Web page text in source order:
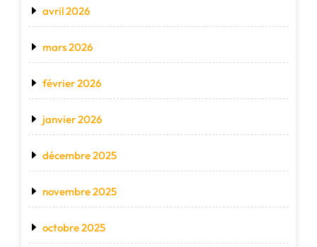
avril 2026
mars 2026
février 2026
janvier 2026
décembre 2025
novembre 2025
octobre 2025